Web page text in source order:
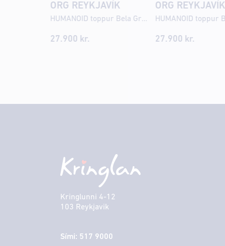
ORG REYKJAVÍK
HUMANOID toppur Bela Graphite
27.900 kr.
ORG
27.900 kr.
Kringlunni 4-12
103 Reykjavik
Sími: 517 9000